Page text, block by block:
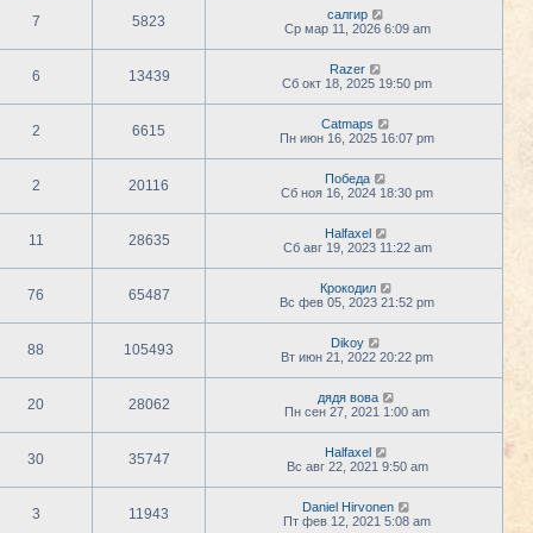
7 5823
салгир
Ср мар 11, 2026 6:09 am
6 13439
Razer
Сб окт 18, 2025 19:50 pm
2 6615
Catmaps
Пн июн 16, 2025 16:07 pm
2 20116
Победа
Сб ноя 16, 2024 18:30 pm
11 28635
Halfaxel
Сб авг 19, 2023 11:22 am
76 65487
Крокодил
Вс фев 05, 2023 21:52 pm
88 105493
Dikoy
Вт июн 21, 2022 20:22 pm
20 28062
дядя вова
Пн сен 27, 2021 1:00 am
30 35747
Halfaxel
Вс авг 22, 2021 9:50 am
3 11943
Daniel Hirvonen
Пт фев 12, 2021 5:08 am